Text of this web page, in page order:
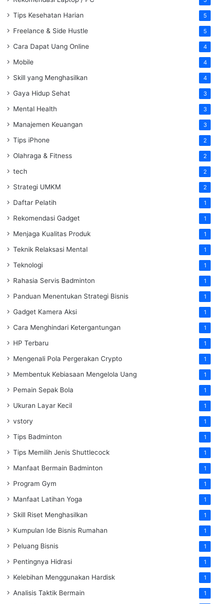
Tips Kesehatan Harian 5
Freelance & Side Hustle 5
Cara Dapat Uang Online 4
Mobile 4
Skill yang Menghasilkan 4
Gaya Hidup Sehat 3
Mental Health 3
Manajemen Keuangan 3
Tips iPhone 2
Olahraga & Fitness 2
tech 2
Strategi UMKM 2
Daftar Pelatih 1
Rekomendasi Gadget 1
Menjaga Kualitas Produk 1
Teknik Relaksasi Mental 1
Teknologi 1
Rahasia Servis Badminton 1
Panduan Menentukan Strategi Bisnis 1
Gadget Kamera Aksi 1
Cara Menghindari Ketergantungan 1
HP Terbaru 1
Mengenali Pola Pergerakan Crypto 1
Membentuk Kebiasaan Mengelola Uang 1
Pemain Sepak Bola 1
Ukuran Layar Kecil 1
vstory 1
Tips Badminton 1
Tips Memilih Jenis Shuttlecock 1
Manfaat Bermain Badminton 1
Program Gym 1
Manfaat Latihan Yoga 1
Skill Riset Menghasilkan 1
Kumpulan Ide Bisnis Rumahan 1
Peluang Bisnis 1
Pentingnya Hidrasi 1
Kelebihan Menggunakan Hardisk 1
Analisis Taktik Bermain 1